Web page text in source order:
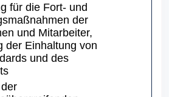
für die Fort- und
der
und Mitarbeiter,
der Einhaltung von
und des